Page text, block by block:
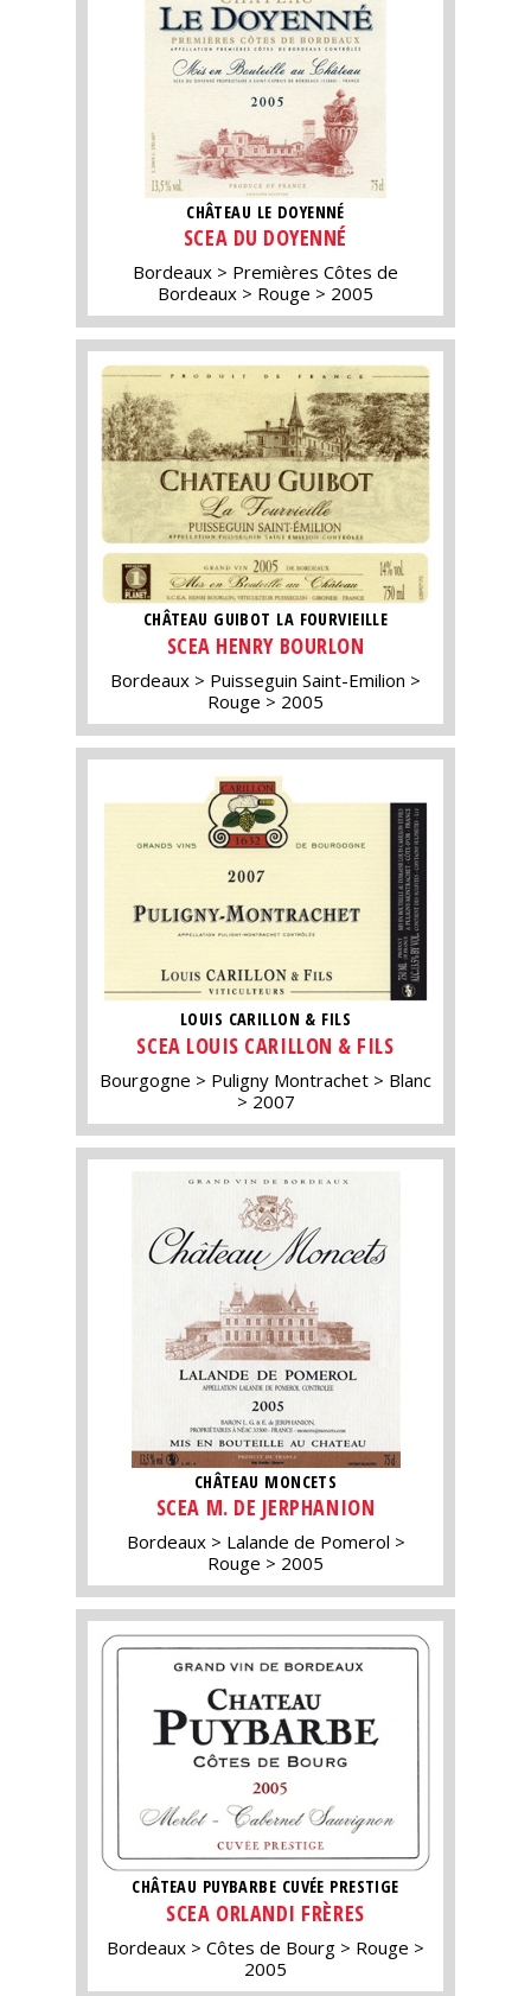
CHÂTEAU LE DOYENNÉ
SCEA DU DOYENNÉ
Bordeaux
Premières Côtes de
Bordeaux
Rouge 2005
CHÂTEAU GUIBOT LA FOURVIEILLE
SCEA HENRY BOURLON
Bordeaux
Puisseguin Saint-Emilion
Rouge
2005
LOUIS CARILLON & FILS
SCEA LOUIS CARILLON & FILS
Bourgogne Puligny Montrachet
Blanc
2007
CHÂTEAU MONCETS
SCEA M. DE JERPHANION
Bordeaux
Lalande de Pomerol
Rouge
2005
CHÂTEAU PUYBARBE CUVÉE PRESTIGE
SCEA ORLANDI FRÈRES
Bordeaux Côtes de Bourg
Rouge
2005